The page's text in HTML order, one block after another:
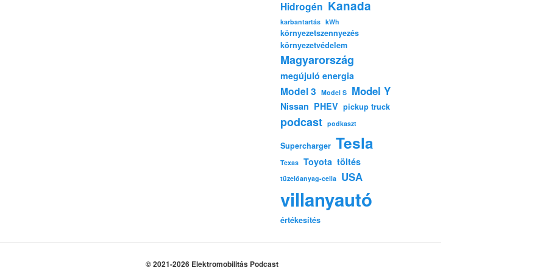
Hidrogén Kanada
karbantartás kWh
környezetszennyezés
környezetvédelem
Magyarország
megújuló energia
Model 3 Model S Model Y
Nissan PHEV pickup truck
podcast podkaszt
Supercharger Tesla
Texas Toyota töltés
tüzelőanyag-cella USA
villanyautó
értékesítés
© 2021-2026 Elektromobilitás Podcast